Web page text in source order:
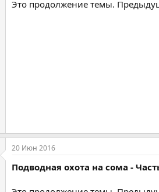
ч
Это продолжение темы.
20 Июн 2016
Подводная охота на сома -